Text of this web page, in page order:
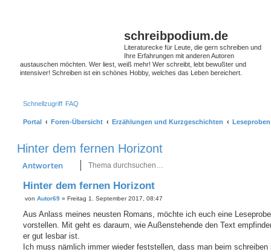
schreibpodium.de
Literaturecke für Leute, die gern schreiben und
Ihre Erfahrungen mit anderen Autoren
austauschen möchten. Wer liest, weiß mehr! Wer schreibt, lebt bewußter und
intensiver! Schreiben ist ein schönes Hobby, welches das Leben bereichert.
Schnellzugriff FAQ
Portal Foren-Übersicht Erzählungen und Kurzgeschichten Leseproben
Hinter dem fernen Horizont
Antworten
Hinter dem fernen Horizont
e
i
t
a
g
von Autor69 » Freitag 1. September 2017, 08:47
Aus Anlass meines neusten Romans, möchte ich euch eine Leseprobe
vorstellen. Mit geht es daraum, wie Außenstehende den Text
er gut lesbar ist.
Ich muss nämlich immer wieder feststellen, dass man beim schreiben